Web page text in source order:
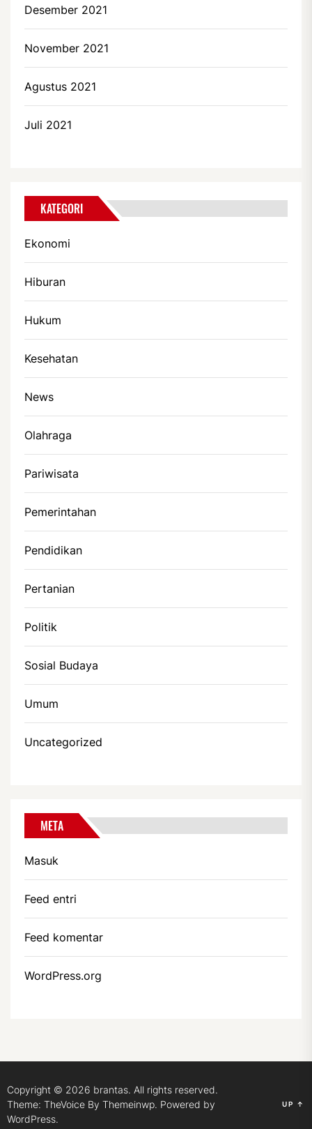
Desember 2021
November 2021
Agustus 2021
Juli 2021
KATEGORI
Ekonomi
Hiburan
Hukum
Kesehatan
News
Olahraga
Pariwisata
Pemerintahan
Pendidikan
Pertanian
Politik
Sosial Budaya
Umum
Uncategorized
META
Masuk
Feed entri
Feed komentar
WordPress.org
Copyright © 2026 brantas. All rights reserved.
Theme: TheVoice By Themeinwp. Powered by
WordPress.
UP ↑